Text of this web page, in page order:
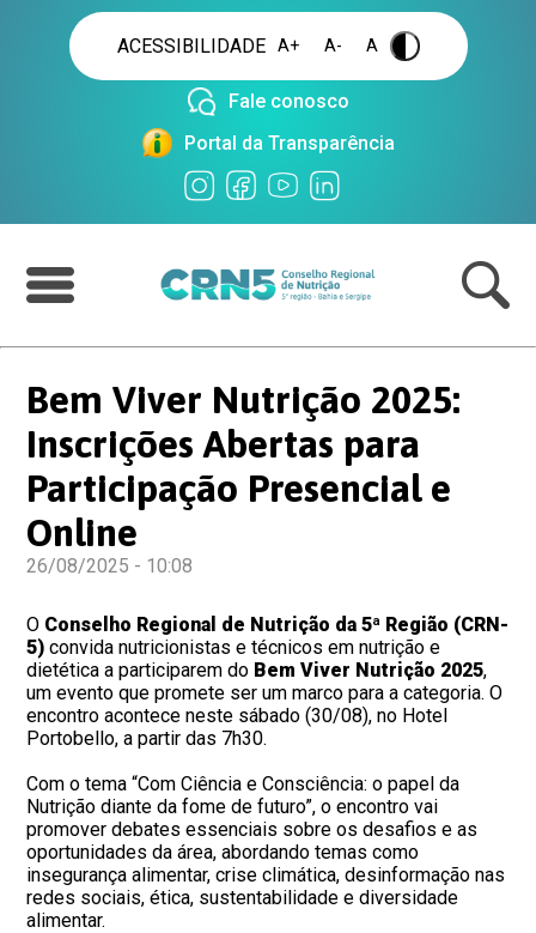
ACESSIBILIDADE A+ A- A .
Fale conosco
Portal da Transparência
Bem Viver Nutrição 2025:
Inscrições Abertas para
Participação Presencial e
Online
26/08/2025 - 10:08
O Conselho Regional de Nutrição da 5ª Região (CRN-
5) convida nutricionistas e técnicos em nutrição e
dietética a participarem do Bem Viver Nutrição 2025,
um evento que promete ser um marco para a categoria. O
encontro acontece neste sábado (30/08), no Hotel
Portobello, a partir das 7h30.
Com o tema “Com Ciência e Consciência: o papel da
Nutrição diante da fome de futuro”, o encontro vai
promover debates essenciais sobre os desafios e as
oportunidades da área, abordando temas como
insegurança alimentar, crise climática, desinformação nas
redes sociais, ética, sustentabilidade e diversidade
alimentar.